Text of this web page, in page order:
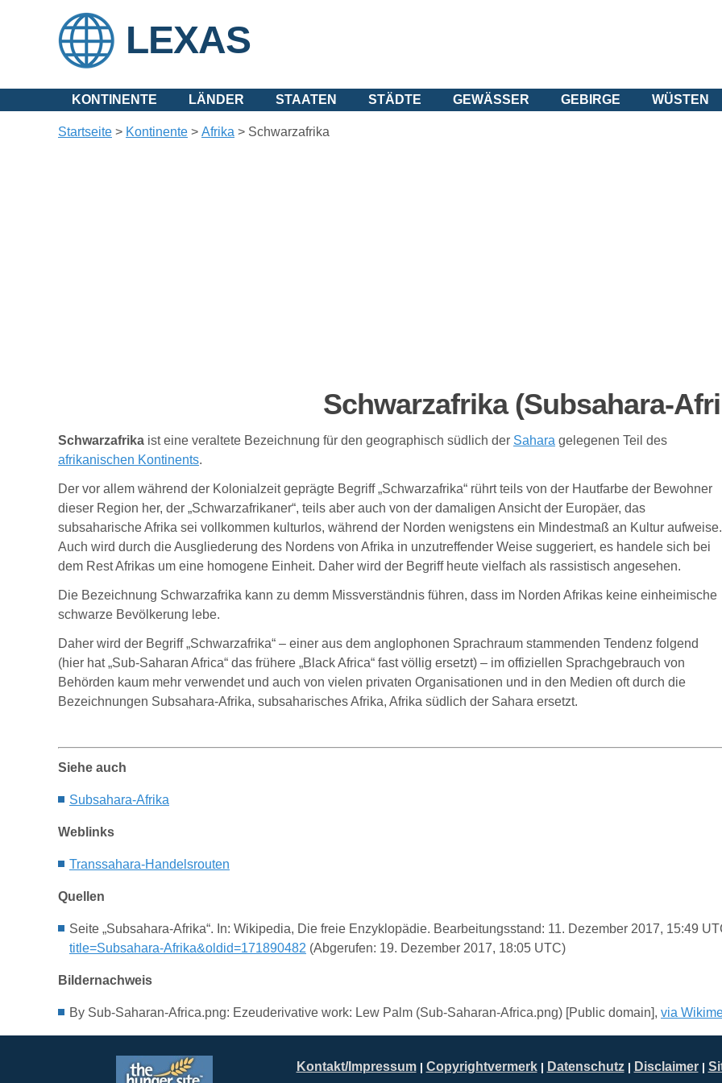
LEXAS
KONTINENTE LÄNDER STAATEN STÄDTE GEWÄSSER GEBIRGE WÜSTEN
Startseite > Kontinente > Afrika > Schwarzafrika
Schwarzafrika(Subsahara-
Schwarzafrika ist eine veraltete Bezeichnung für den geographisch südlich der Sahara gelegenen Teil des
afrikanischen Kontinents.
Der vor allem während der Kolonialzeit geprägte Begriff „Schwarzafrika“ rührt teils von der Hautfarbe der Bewohner
dieser Region her, der „Schwarzafrikaner“, teils aber auch von der damaligen Ansicht der Europäer, das
subsaharische Afrika sei vollkommen kulturlos, während der Norden wenigstens ein Mindestmaß an Kultur aufweise.
Auch wird durch die Ausgliederung des Nordens von Afrika in unzutreffender Weise suggeriert, es handele sich bei
dem Rest Afrikas um eine homogene Einheit. Daher wird der Begriff heute vielfach als rassistisch angesehen.
Die Bezeichnung Schwarzafrika kann zu demm Missverständnis führen, dass im Norden Afrikas keine einheimische
schwarze Bevölkerung lebe.
Daher wird der Begriff „Schwarzafrika“ – einer aus dem anglophonen Sprachraum stammenden Tendenz folgend
(hier hat „Sub-Saharan Africa“ das frühere „Black Africa“ fast völlig ersetzt) – im offiziellen Sprachgebrauch von
Behörden kaum mehr verwendet und auch von vielen privaten Organisationen und in den Medien oft durch die
Bezeichnungen Subsahara-Afrika, subsaharisches Afrika, Afrika südlich der Sahara ersetzt.
Siehe auch
Subsahara-Afrika
Weblinks
Transsahara-Handelsrouten
Quellen
Seite „Subsahara-Afrika“. In: Wikipedia, Die freie Enzyklopädie. Bearbeitungsstand: 11. Dezember 2017, 15:49
title=Subsahara-Afrika&oldid=171890482 (Abgerufen: 19. Dezember 2017, 18:05 UTC)
Bildernachweis
By Sub-Saharan-Africa.png: Ezeuderivative work: Lew Palm (Sub-Saharan-Africa.png) [Public domain], via
Kontakt/Impressum| Copyrightvermerk| Datenschutz| Disclaimer|